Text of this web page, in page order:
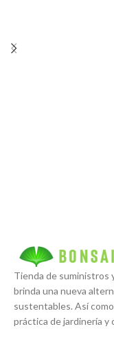
Tienda de suministros
brinda una nueva
sustentables. Así
práctica de jardinería y